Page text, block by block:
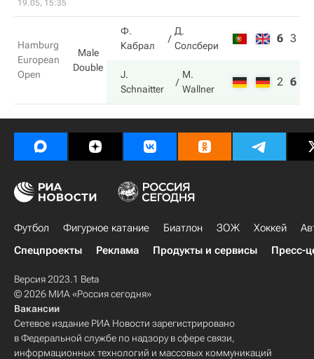
19.05, 15:35
Hamburg
European
Open
Male
Double
Ф.
Кабрал
Д.
Солсбери
6 3
J.
Schnaitter
M.
Wallner
2 6
Футбол Фигурное катание Биатлон ЗОЖ Хоккей
Спецпроекты
Реклама Продукты и сервисы Пресс-
Версия 2023.1 Beta
© 2026 МИА «Россия сегодня»
Вакансии
Сетевое издание РИА Новости зарегистрировано
в Федеральной службе по надзору в сфере связи,
информационных технологий и массовых коммуникаций